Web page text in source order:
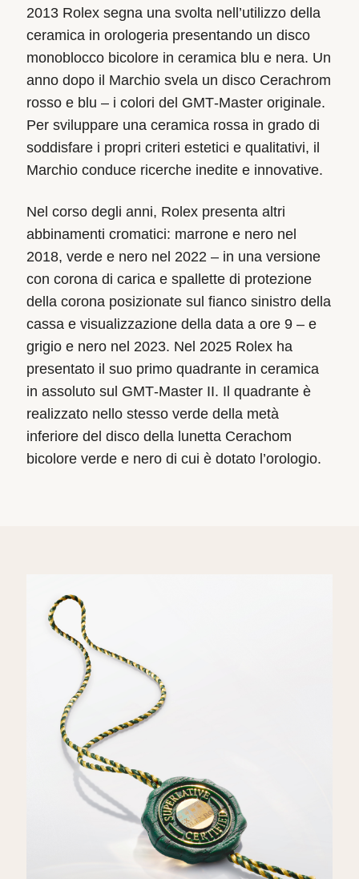
2013 Rolex segna una svolta nell’utilizzo della
ceramica in orologeria presentando un disco
monoblocco bicolore in ceramica blu e nera. Un
anno dopo il Marchio svela un disco Cerachrom
rosso e blu – i colori del GMT‑Master originale.
Per sviluppare una ceramica rossa in grado di
soddisfare i propri criteri estetici e qualitativi, il
Marchio conduce ricerche inedite e innovative.
Nel corso degli anni, Rolex presenta altri
abbinamenti cromatici: marrone e nero nel
2018, verde e nero nel 2022 – in una versione
con corona di carica e spallette di protezione
della corona posizionate sul fianco sinistro della
cassa e visualizzazione della data a ore 9 – e
grigio e nero nel 2023. Nel 2025 Rolex ha
presentato il suo primo quadrante in ceramica
in assoluto sul GMT‑Master II. Il quadrante è
realizzato nello stesso verde della metà
inferiore del disco della lunetta Cerachom
bicolore verde e nero di cui è dotato l’orologio.